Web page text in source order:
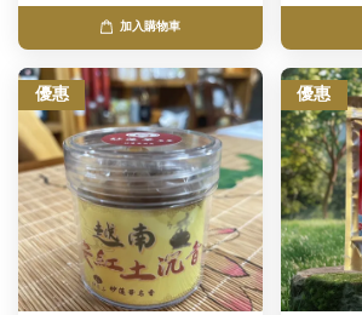
加入購物車
優惠 優惠